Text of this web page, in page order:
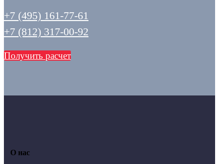
+7 (495) 161-77-61
+7 (812) 317-00-92
Получить расчет
О нас